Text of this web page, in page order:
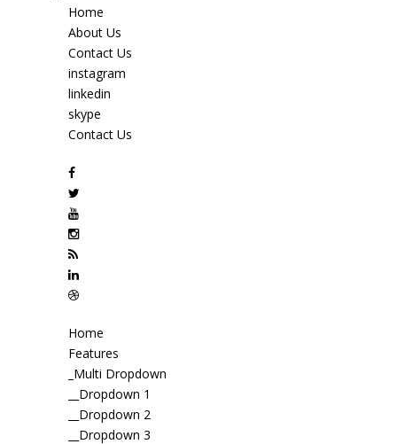
Home
About Us
Contact Us
instagram
linkedin
skype
Contact Us
Home
Features
_Multi Dropdown
__Dropdown 1
__Dropdown 2
__Dropdown 3